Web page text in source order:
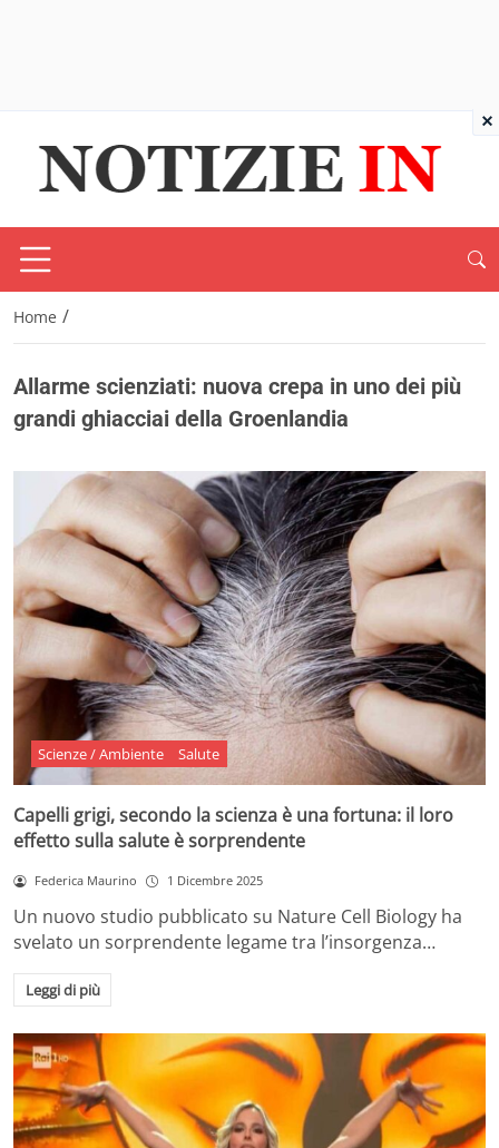
Home /
Allarme scienziati: nuova crepa in uno dei più
grandi ghiacciai della Groenlandia
Scienze / Ambiente Salute
Capelli grigi, secondo la scienza è una fortuna: il loro
effetto sulla salute è sorprendente
Federica Maurino 1 Dicembre 2025
Un nuovo studio pubblicato su Nature Cell Biology ha
svelato un sorprendente legame tra l’insorgenza…
Leggi di più
×